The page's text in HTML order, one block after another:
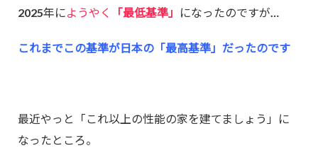
2025年にようやく 「最低基準」 になったのですが…
これまでこの基準が日本の「最高基準」だったのです
最近やっと「これ以上の性能の家を建てましょう」に
なったところ。